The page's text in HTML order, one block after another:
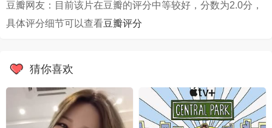
豆瓣网友：目前该片在豆瓣的评分中等较好，分数为2.0分，
具体评分细节可以查看豆瓣评分
猜你喜欢